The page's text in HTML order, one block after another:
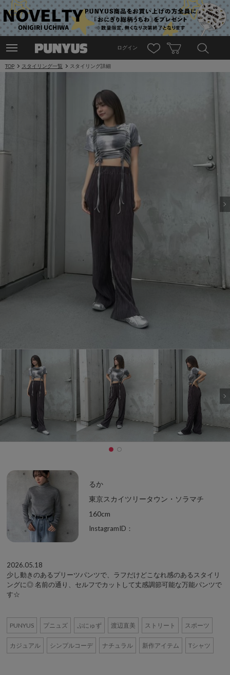
ログイン
TOP スタイリング一覧 スタイリング詳細
るか
東京スカイツリータウン・ソラマチ
160cm
InstagramID：
2026.05.18
少し動きのあるプリーツパンツで、ラフだけどこなれ感のあるスタイリ
ングに◎ 名前の通り、セルフでカットして丈感調節可能な万能パンツで
す☆
PUNYUS プニュズ ぷにゅず 渡辺直美 ストリート スポーツ
カジュアル シンプルコーデ ナチュラル 新作アイテム Tシャツ